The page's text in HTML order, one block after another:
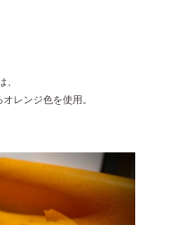
、
レンジ色を使用。